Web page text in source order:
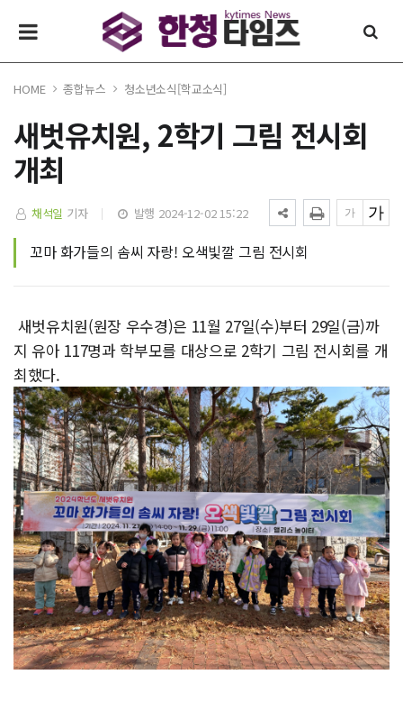
HOME 종합뉴스 청소년소식[학교소식]
새벗유치원, 2학기 그림 전시회
개최
채석일 기자 발행 2024-12-02 15:22
꼬마 화가들의 솜씨 자랑! 오색빛깔 그림 전시회
새벗유치원(원장 우수경)은 11월 27일(수)부터 29일(금)까
지 유아 117명과 학부모를 대상으로 2학기 그림 전시회를 개
최했다.